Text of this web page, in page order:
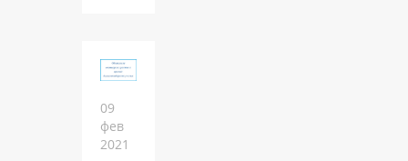
09
фев
2021